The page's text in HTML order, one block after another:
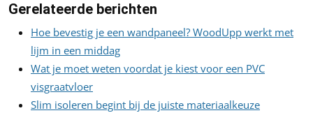
Gerelateerde berichten
Hoe bevestig je een wandpaneel? WoodUpp werkt met
lijm in een middag
Wat je moet weten voordat je kiest voor een PVC
visgraatvloer
Slim isoleren begint bij de juiste materiaalkeuze